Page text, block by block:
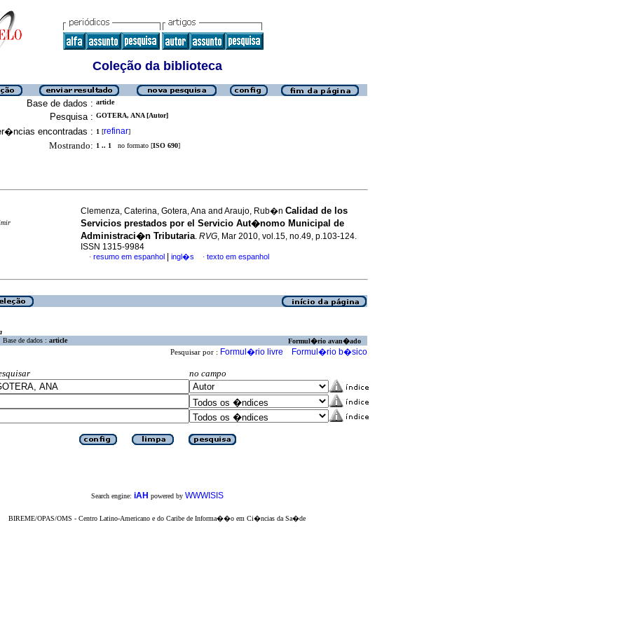
Coleção da biblioteca
Base de dados : article
Pesquisa : GOTERA, ANA [Autor]
encontradas : 1 [refinar]
Mostrando: 1 .. 1 no formato [ISO 690]
Clemenza, Caterina, Gotera, Ana and Araujo, Rub�n Calidad de los
Servicios prestados por el Servicio Aut�nomo Municipal de
Administraci�n Tributaria. RVG, Mar 2010, vol.15, no.49, p.103-124.
ISSN 1315-9984
· resumo em espanhol ingl�s · texto em espanhol
Base de dados : article Formul�rio avan�ado
Pesquisar por : Formul�rio livre Formul�rio b�sico
no campo
Search engine: iAH powered by WWWISIS
BIREME/OPAS/OMS - Centro Latino-Americano e do Caribe de Informa��o em Ci�ncias da Sa�de